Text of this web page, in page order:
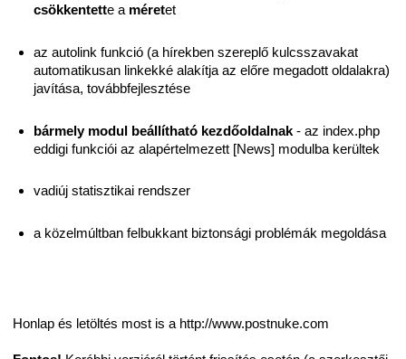
csökkentette a méretet
az autolink funkció (a hírekben szereplő kulcsszavakat
automatikusan linkekké alakítja az előre megadott oldalakra)
javítása, továbbfejlesztése
bármely modul beállítható kezdőoldalnak- az index.php
eddigi funkciói az alapértelmezett [News] modulba kerültek
vadiúj statisztikai rendszer
a közelmúltban felbukkant biztonsági problémák megoldása
Honlap és letöltés most is a http://www.postnuke.com